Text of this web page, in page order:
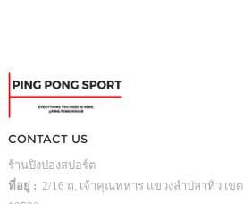
CONTACT US
ร้านปิงปองสปอร์ต
ที่อยู่ : 2/16 ถ. เจ้าคุณทหาร แขวงลำปลาทิว เข